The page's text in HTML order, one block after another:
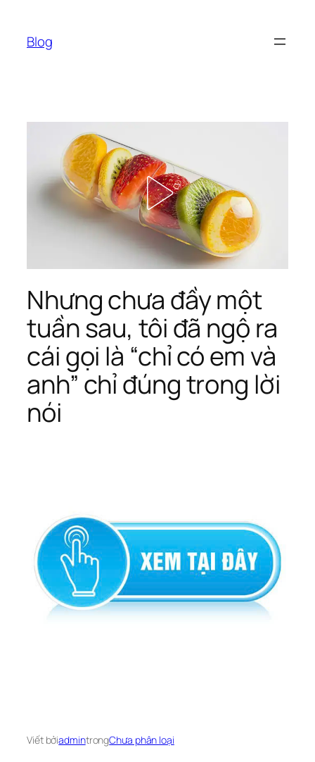
phầnBlog
Nhưng chưa đầy một
tuần sau, tôi đã ngộ ra
cái gọi là “chỉ có em và
anh” chỉ đúng trong lời
nói
Viết bởiadmintrongChưa phân loại